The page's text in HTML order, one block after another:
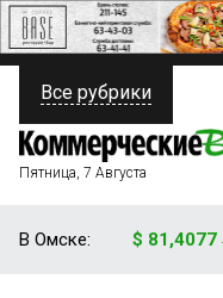
ПОЛИТИКА
ФИНАНСЫ
Все рубрики
Пятница, 7 Августа
В Омске: $ 81,4077